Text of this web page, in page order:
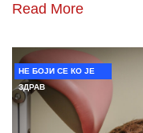
Read More
НЕ БОЈИ СЕ КО ЈЕ
ЗДРАВ